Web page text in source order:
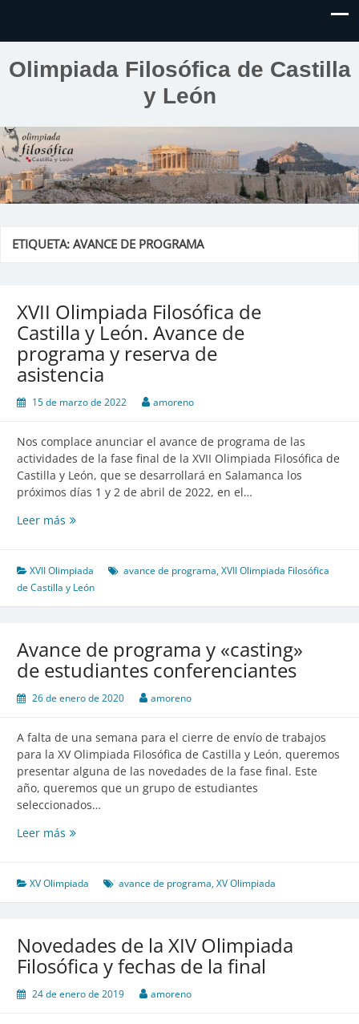
Olimpiada Filosófica de Castilla
y León
ETIQUETA:AVANCE DE PROGRAMA
XVII Olimpiada Filosófica de
Castilla y León. Avance de
programa y reserva de
asistencia
15 de marzo de 2022 amoreno
Nos complace anunciar el avance de programa de las
actividades de la fase final de la XVII Olimpiada Filosófica de
Castilla y León, que se desarrollará en Salamanca los
próximos días 1 y 2 de abril de 2022, en el…
Leer más XVII
de
Castilla
y
de
programa
reserva
asistencia
XVII Olimpiada avance de programa,XVII Olimpiada Filosófica
de Castilla y León
Avance de programa y «casting»
de estudiantes conferenciantes
26 de enero de 2020 amoreno
A falta de una semana para el cierre de envío de trabajos
para la XV Olimpiada Filosófica de Castilla y León, queremos
presentar alguna de las novedades de la fase final. Este
año, queremos que un grupo de estudiantes
seleccionados…
Leer más Avance
y
«casting»
conferenciantes
XV Olimpiada avance de programa,XV Olimpiada
Novedades de la XIV Olimpiada
Filosófica y fechas de la final
24 de enero de 2019 amoreno